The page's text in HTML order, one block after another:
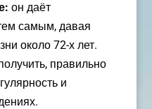
он даёт
самым, давая
около 72-х лет.
правильно
и